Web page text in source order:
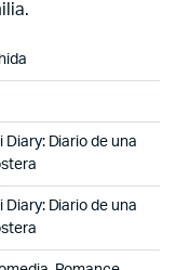
Diary: Diario de una
Diary: Diario de una